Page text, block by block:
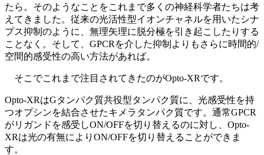
たら。そのようなことをこれまで多くの神経科学者たちは考
えてきました。従来の光活性型イオンチャネルを用いたシナ
プス抑制のように、無理矢理に脱分極を引き起こしたりする
ことなく。そして、GPCRを介した抑制よりもさらに時間的/
空間的感受性の高い方法があれば。
そこでこれまで注目されてきたのがOpto-XRです。
Opto-XRはGタンパク質共役型タンパク質に、光感受性を持
つオプシンを結合させたキメラタンパク質です。通常GPCR
がリガンドを感受しON/OFFを切り替えるのに対し、Opto-
XRは光の有無によりON/OFFを切り替えることができま
す。